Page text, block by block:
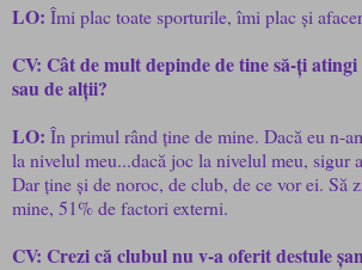
LO: Îmi plac toate sporturile, îmi plac și
CV: Cât de mult depinde de tine să-ți
sau de alții?
LO: În primul rând ține de mine. Dacă eu n-
la nivelul meu...dacă joc la nivelul meu, sigur
Dar ține și de noroc, de club, de ce vor ei. Să
mine, 51% de factori externi.
CV: Crezi că clubul nu v-a oferit destule